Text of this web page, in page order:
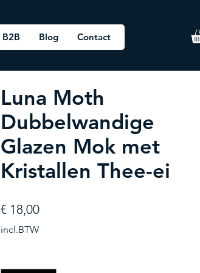
B2B Blog Contact
Luna Moth
Dubbelwandige
Glazen Mok met
Kristallen Thee-ei
€ 18,00Prijs
incl.BTW